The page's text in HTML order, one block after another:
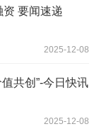
要闻速递
2025-12-08
共创”-今日快讯
2025-12-08